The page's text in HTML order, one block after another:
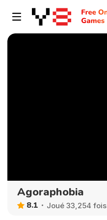
Agoraphobia
8.1 Joué 33,254 fois